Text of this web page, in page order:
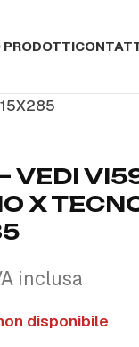
PRODOTTI
VEDI
X
inclusa
disponibile